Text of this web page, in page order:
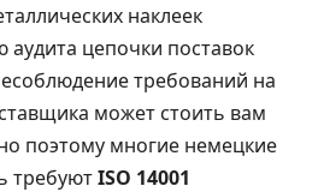
наклеек
аудита цепочки поставок
требований на
может стоить вам
поэтому многие немецкие
требуютISO 14001